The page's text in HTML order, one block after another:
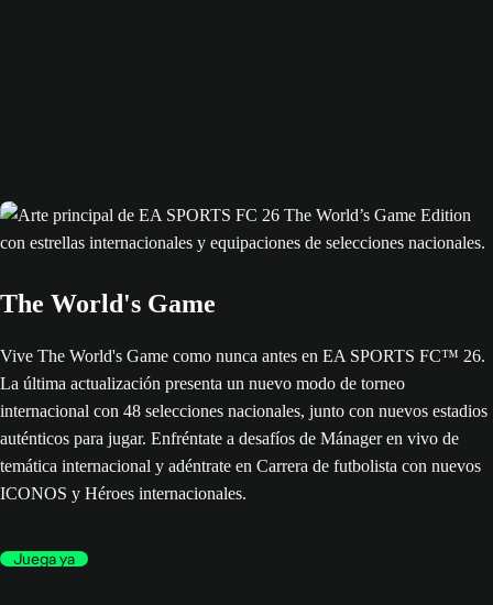
The World's Game
Vive The World's Game como nunca antes en EA SPORTS FC™ 26.
La última actualización presenta un nuevo modo de torneo
internacional con 48 selecciones nacionales, junto con nuevos estadios
auténticos para jugar. Enfréntate a desafíos de Mánager en vivo de
temática internacional y adéntrate en Carrera de futbolista con nuevos
ICONOS y Héroes internacionales.
Juega ya